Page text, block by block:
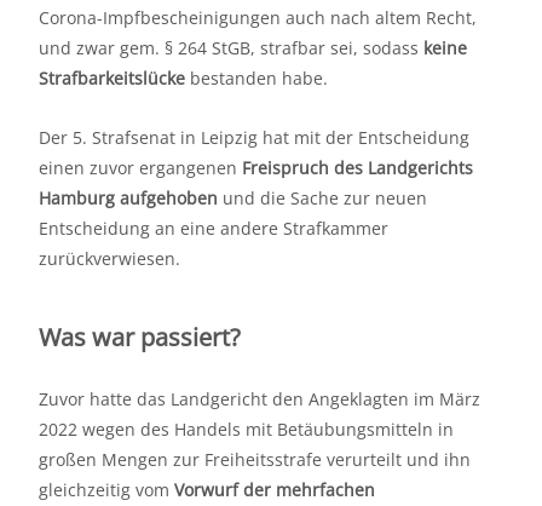
Corona-Impfbescheinigungen auch nach altem Recht,
und zwar gem. § 264 StGB, strafbar sei, sodass keine
Strafbarkeitslücke bestanden habe.
Der 5. Strafsenat in Leipzig hat mit der Entscheidung
einen zuvor ergangenen Freispruch des Landgerichts
Hamburg aufgehoben und die Sache zur neuen
Entscheidung an eine andere Strafkammer
zurückverwiesen.
Was war passiert?
Zuvor hatte das Landgericht den Angeklagten im März
2022 wegen des Handels mit Betäubungsmitteln in
großen Mengen zur Freiheitsstrafe verurteilt und ihn
gleichzeitig vom Vorwurf der mehrfachen